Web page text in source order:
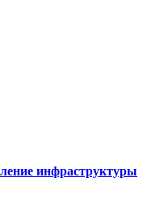
инфраструктуры